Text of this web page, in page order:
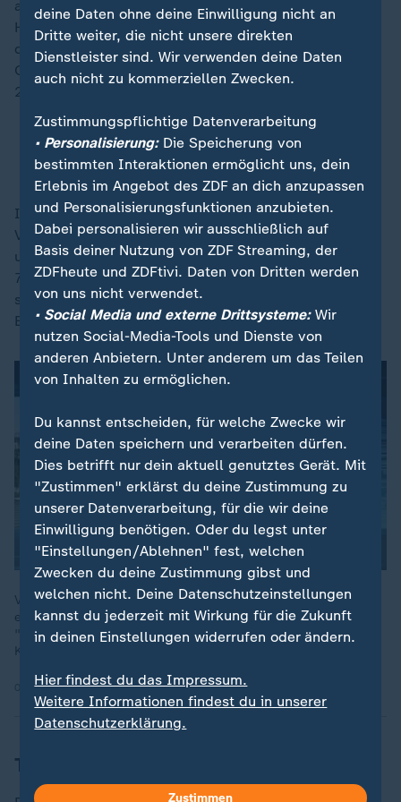
allerdings auch 2026 bei Verteidigungsausgaben in
Höhe von zwei Prozent ihres BIP. Slowenien rutscht
den Angaben zufolge sogar unter die Zwei-Prozent-
Grenze, die nach einem Nato-Beschluss aus dem Jahr
2014 bis 2024 erreicht werden sollte.
Rückblick August 2025:Alle Nato-Mitglieder
erreichen Zwei-Prozent-Ziel
Insgesamt werden der Nato zufolge die
Verteidigungsausgaben der europäischen Verbündeten
und Kanada im Vergleich zu 2025 um elf Prozent auf
777 Milliarden Dollar (rund 680 Milliarden Euro)
steigen. Die USA geben dieses Jahr mehr als eine
Billion Euro für die Verteidigung aus.
Vor dem Nato-Gipfel in Ankara forderte US-Präsident Trump
erneut höhere Verteidigungsausgaben. Zuvor kritisierte er,
"dass die Europäer nicht genug leisten würden", so ZDF-
Korrespondentin Schaefers.
07.07.2026 | 0:58 min
Trump macht Druck auf Bündnispartner
deine Daten ohne deine Einwilligung nicht an
Dritte weiter, die nicht unsere direkten
Dienstleister sind. Wir verwenden deine Daten
auch nicht zu kommerziellen Zwecken.
Zustimmungspflichtige Datenverarbeitung
• Personalisierung:Die Speicherung von
bestimmten Interaktionen ermöglicht uns, dein
Erlebnis im Angebot des ZDF an dich anzupassen
und Personalisierungsfunktionen anzubieten.
Dabei personalisieren wir ausschließlich auf
Basis deiner Nutzung von ZDF Streaming, der
ZDFheute und ZDFtivi. Daten von Dritten werden
von uns nicht verwendet.
• Social Media und externe Drittsysteme:Wir
nutzen Social-Media-Tools und Dienste von
anderen Anbietern. Unter anderem um das Teilen
von Inhalten zu ermöglichen.
Du kannst entscheiden, für welche Zwecke wir
deine Daten speichern und verarbeiten dürfen.
Dies betrifft nur dein aktuell genutztes Gerät. Mit
"Zustimmen" erklärst du deine Zustimmung zu
unserer Datenverarbeitung, für die wir deine
Einwilligung benötigen. Oder du legst unter
"Einstellungen/Ablehnen" fest, welchen
Zwecken du deine Zustimmung gibst und
welchen nicht. Deine Datenschutzeinstellungen
kannst du jederzeit mit Wirkung für die Zukunft
in deinen Einstellungen widerrufen oder ändern.
Hier findest du das Impressum.
Weitere Informationen findest du in unserer
Datenschutzerklärung.
Zustimmen